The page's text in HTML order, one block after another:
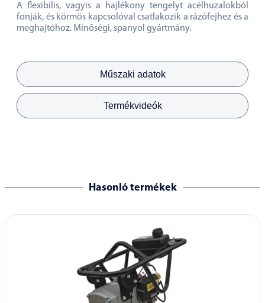
Műszaki adatok
Termékvideók
A flexibilis, vagyis a hajlékony tengelyt acélhuzalokból
fonják, és körmös kapcsolóval csatlakozik a rázófejhez és a
meghajtóhoz. Minőségi, spanyol gyártmány.
Hasonló termékek